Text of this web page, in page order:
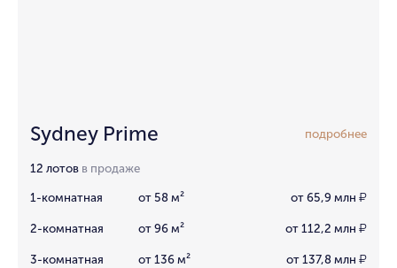
Sydney Prime подробнее
12 лотов в продаже
1-комнатная от 58 м² от 65,9 млн ₽
2-комнатная от 96 м² от 112,2 млн ₽
3-комнатная от 136 м² от 137,8 млн ₽